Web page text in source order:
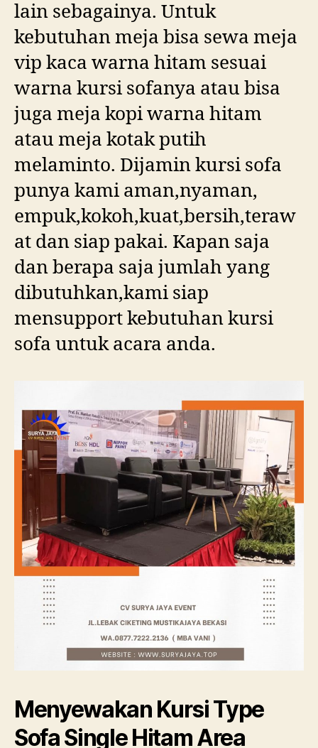
lain sebagainya. Untuk
kebutuhan meja bisa sewa meja
vip kaca warna hitam sesuai
warna kursi sofanya atau bisa
juga meja kopi warna hitam
atau meja kotak putih
melaminto. Dijamin kursi sofa
punya kami aman,nyaman,
empuk,kokoh,kuat,bersih,teraw
at dan siap pakai. Kapan saja
dan berapa saja jumlah yang
dibutuhkan,kami siap
mensupport kebutuhan kursi
sofa untuk acara anda.
Menyewakan Kursi Type
Sofa Single Hitam Area